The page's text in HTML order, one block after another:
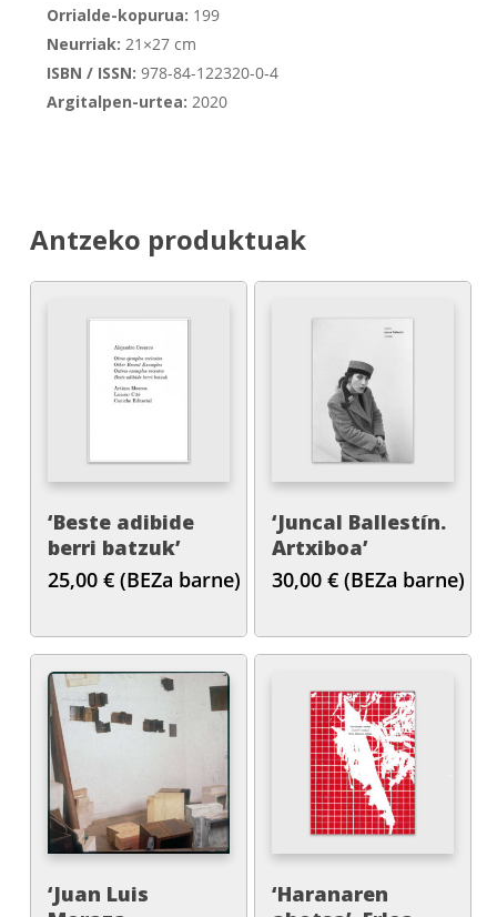
Orrialde-kopurua: 199
Neurriak: 21×27 cm
ISBN / ISSN: 978-84-122320-0-4
Argitalpen-urtea: 2020
Antzeko produktuak
‘Beste adibide
berri batzuk’
25,00 € (BEZa barne)
‘Juncal Ballestín.
Artxiboa’
30,00 € (BEZa barne)
‘Juan Luis
‘Haranaren